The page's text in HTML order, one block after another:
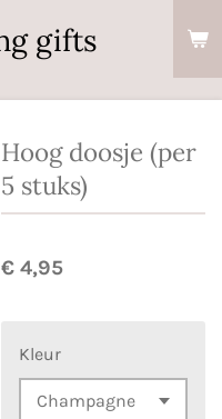
gifts
Hoog doosje (per
5 stuks)
€ 4,95
Kleur